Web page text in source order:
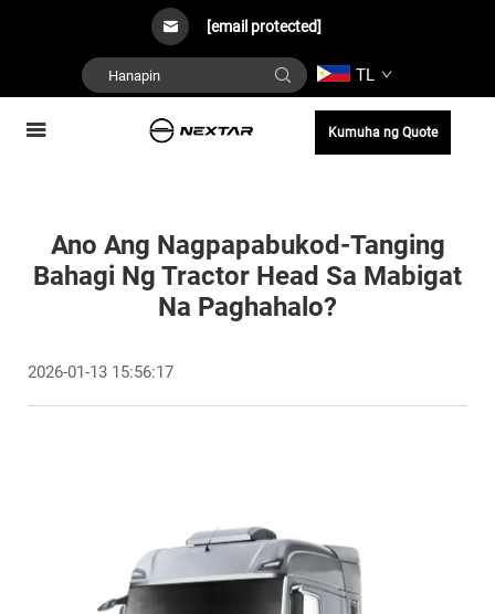
[email protected]
TL
Kumuha ng Quote
Ano Ang Nagpapabukod-Tanging
Bahagi Ng Tractor Head Sa Mabigat
Na Paghahalo?
2026-01-13 15:56:17